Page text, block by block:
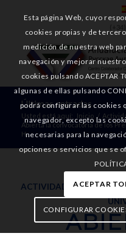
Últimas entradas
Usted está aquí: Inicio /
Abierta la convocatoria de los
H...
ACTIVIDADES,EMPRESAS
Esta página Web, cuyo
cookies propias y de
medición de nuestra web
navegación y mejorar
cookies pulsando ACEPTAR
algunas de ellas pulsando
podrá configurar las cookies
navegador, excepto las
necesarias para la
opciones o servicios que se
ACEPTAR
CONFIGURAR